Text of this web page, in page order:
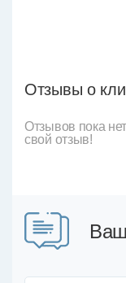
Отзывы о
Отзывов пока
свой отзыв!